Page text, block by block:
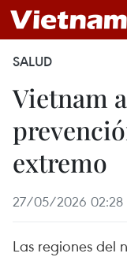
SALUD
Vietnam
extremo
27/05/2026 02:28
Las regiones del